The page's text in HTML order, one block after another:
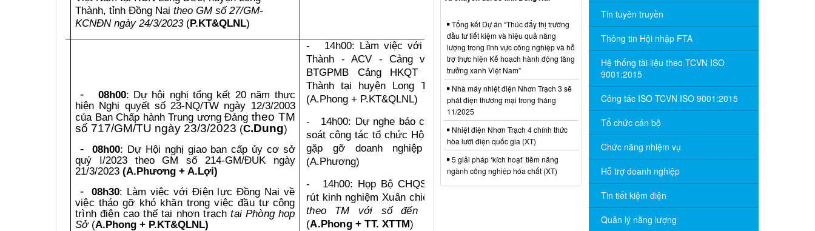
Thành, tỉnh Đồng Nai theo GM số 27/GM-
KCNĐN ngày 24/3/2023(P.KT&QLNL)
- 08h00: Dự hội nghị tổng kết 20 năm thực
hiện Nghị quyết số 23-NQ/TW ngày 12/3/2003
của Ban Chấp hành Trung ương Đảng theo TM
số 717/GM/TU ngày 23/3/2023 (C.Dung)
- 08h00: Dự Hội nghị giao ban cấp ủy cơ sở
quý I/2023
theo GM số 214-GM/ĐUK ngày
21/3/2023 (A.Phương + A.Lợi)
- 08h30: Làm việc với Điện lực Đồng Nai về
việc tháo gỡ khó khăn trong việc đầu tư công
trình điện cao thế tại nhơn trạchtại Phòng họp
Sở (A.Phong + P.KT&QLNL)
-
14h00: Làm việc với Long
Thành - ACV - Cảng vụ về
BTGPMB Cảng HKQT Long
Thành tại huyện Long Thành
(A.Phong + P.KT&QLNL)
-
14h00: Dự nghe báo cáo rà
soát công tác tổ chức Hội nghị
gặp gỡ doanh nghiệp FDI
(A.Phương)
- 14h00: Họp Bộ CHQS tỉnh
rút kinh nghiệm Xuân chiến sỹ
theo TM với số đến 2565
(A.Phong + TT. XTTM)
Tin tuyên truyền
Thông tin Hội nhập FTA
Hệ thống tài liệu theo TCVN ISO
9001:2015
Công tác ISO TCVN ISO 9001:2015
Tổ chức cán bộ
Chức năng nhiệm vụ
Hỗ trợ doanh nghiệp
Tin tiết kiệm điện
Quản lý năng lượng
Tổng kết Dự án “Thúc đẩy thị trường
đầu tư tiết kiệm và hiệu quả năng
lượng trong lĩnh vực công nghiệp và hỗ
trợ thực hiện Kế hoạch hành động tăng
trưởng xanh Việt Nam”
Nhà máy nhiệt điện Nhơn Trạch 3 sẽ
phát điện thương mại trong tháng
11/2025
Nhiệt điện Nhơn Trạch 4 chính thức
hòa lưới điện quốc gia (XT)
5 giải pháp ‘kích hoạt’ tiềm năng
ngành công nghiệp hóa chất (XT)